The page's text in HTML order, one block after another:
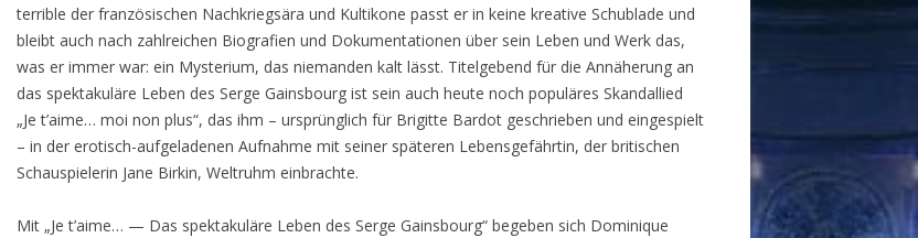
terrible der französischen Nachkriegsära und Kultikone passt er in keine kreative Schublade und
bleibt auch nach zahlreichen Biografien und Dokumentationen über sein Leben und Werk das,
was er immer war: ein Mysterium, das niemanden kalt lässt. Titelgebend für die Annäherung an
das spektakuläre Leben des Serge Gainsbourg ist sein auch heute noch populäres Skandallied
„Je t’aime… moi non plus“, das ihm – ursprünglich für Brigitte Bardot geschrieben und eingespielt
– in der erotisch-aufgeladenen Aufnahme mit seiner späteren Lebensgefährtin, der britischen
Schauspielerin Jane Birkin, Weltruhm einbrachte.
Mit „Je t’aime… — Das spektakuläre Leben des Serge Gainsbourg“ begeben sich Dominique